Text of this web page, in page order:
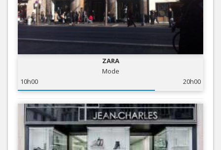
ZARA
Mode
10h00
20h00